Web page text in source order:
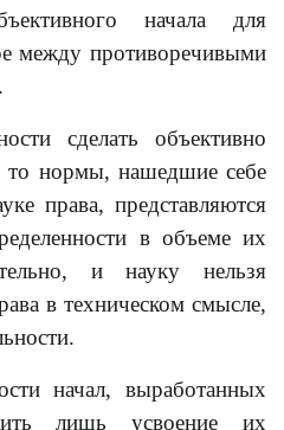
начала для
между противоречивыми
сделать объективно
то нормы, нашедшие себе
права, представляются
в объеме их
и науку нельзя
в техническом смысле,
начал, выработанных
лишь усвоение их